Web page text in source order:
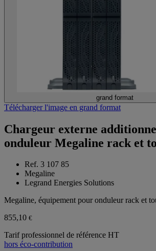
grand format
Télécharger l'image en grand format
Chargeur externe
onduleur Megaline rack et
Ref. 3 107 85
Megaline
Legrand Energies Solutions
Megaline, équipement pour onduleur rack et
855,10 €
Tarif professionnel de référence HT
hors éco-contribution